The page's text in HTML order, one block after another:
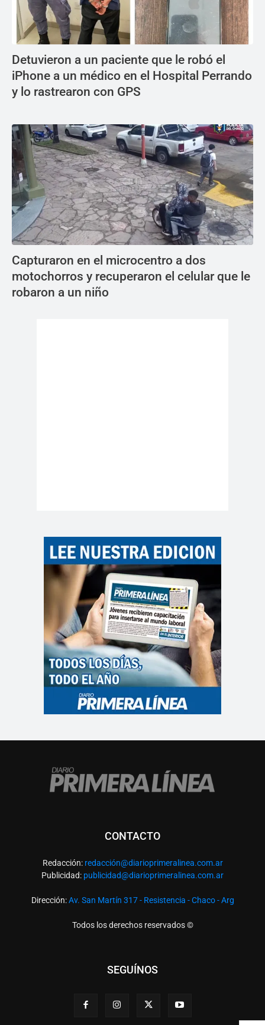
Detuvieron a un paciente que le robó el
iPhone a un médico en el Hospital Perrando
y lo rastrearon con GPS
Capturaron en el microcentro a dos
motochorros y recuperaron el celular que le
robaron a un niño
CONTACTO
Redacción: redacción@diarioprimeralinea.com.ar
Publicidad: publicidad@diarioprimeralinea.com.ar
Dirección:Av. San Martín 317 - Resistencia - Chaco - Arg
Todos los derechos reservados ©
SEGUÍNOS